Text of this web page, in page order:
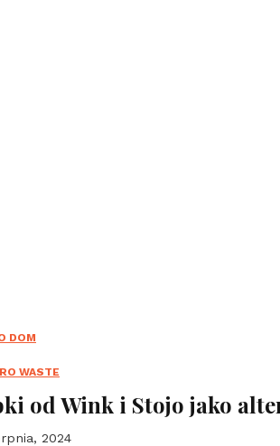
DOM
WASTE
od Wink i Stojo jako
2024